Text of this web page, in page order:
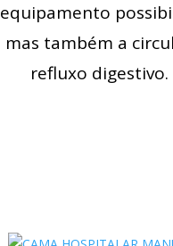
equipamento
mas também a
refluxo